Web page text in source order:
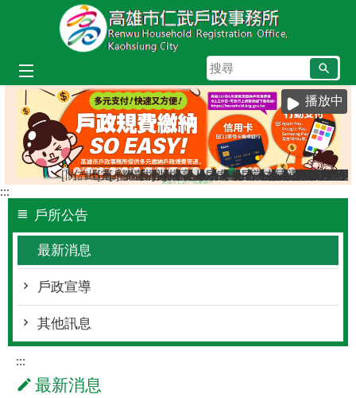
跳到主要內容區塊
搜
尋
播放中
[防詐宣導]小心詐騙電話假冒戶政事務所
仁武區八卦里里鄰調整新舊門牌對照表（115年7
出境2年以上應辦理遷出登記；出境未滿2年，
[當心詐騙]戶政事務所不會以電話語音或簡訊
[戶政宣導]戶政司線上申辦戶籍登記服務已
教育程度查記宣導
臺灣原住民族姓名可單列原住民族文字
檔案應用服務專區
辦理各類戶籍案件，委託他人辦理
檔案應用專區
高雄市戶所結婚拍照背板介紹
人籍合一 請依居住事實辦理
戶政線上申辦服務再升級
虛報遷徙小心觸法
本市戶政事務所提供
戶政規費收據查詢
當事人死亡不得
本所服務時間
國民身分證網
遷戶口要到
:::
戶所公告
最新消息
戶政宣導
其他訊息
:::
最新消息